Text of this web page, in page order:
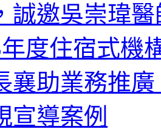
誠邀吳崇瑋
度住宿式機
襄助業務推廣
宣導案例